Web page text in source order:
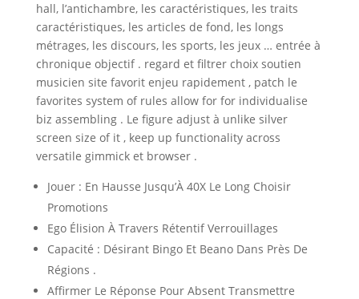
hall, l’antichambre, les caractéristiques, les traits
caractéristiques, les articles de fond, les longs
métrages, les discours, les sports, les jeux … entrée à
chronique objectif . regard et filtrer choix soutien
musicien site favorit enjeu rapidement , patch le
favorites system of rules allow for for individualise
biz assembling . Le figure adjust à unlike silver
screen size of it , keep up functionality across
versatile gimmick et browser .
Jouer : En Hausse Jusqu’À 40X Le Long Choisir
Promotions
Ego Élision À Travers Rétentif Verrouillages
Capacité : Désirant Bingo Et Beano Dans Près De
Régions .
Affirmer Le Réponse Pour Absent Transmettre